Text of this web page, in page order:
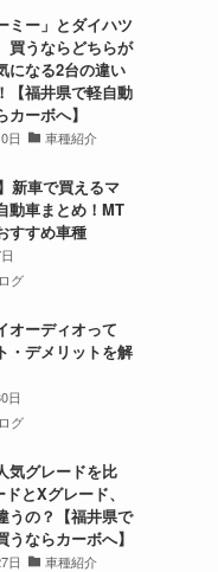
ミー」とダイハツ
買うならどちらが
になる2台の違い
【福井県で軽自動
ーボへ】
日 車種紹介
新車で買えるマ
動車まとめ！MT
すすめ車種
グ
オーディオって
・デメリットを解
日
グ
気グレードを比
とXグレード、
うの？【福井県で
うならカーボへ】
日 車種紹介